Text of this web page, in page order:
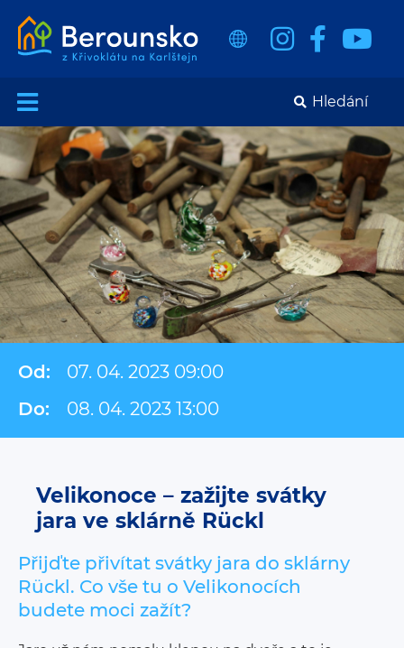
Od:
07. 04. 2023 09:00
Do:
08. 04. 2023 13:00
Velikonoce – zažijte svátky
jara ve sklárně Rückl
Přijďte přivítat svátky jara do sklárny
Rückl. Co vše tu o Velikonocích
budete moci zažít?